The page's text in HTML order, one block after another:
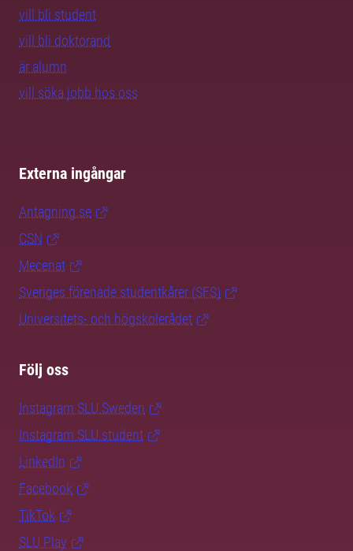
vill bli student
vill bli doktorand
är alumn
vill söka jobb hos oss
Externa ingångar
Antagning.se
CSN
Mecenat
Sveriges förenade studentkårer (SFS)
Universitets- och högskolerådet
Följ oss
Instagram SLU.Sweden
Instagram SLU.student
LinkedIn
Facebook
TikTok
SLU Play